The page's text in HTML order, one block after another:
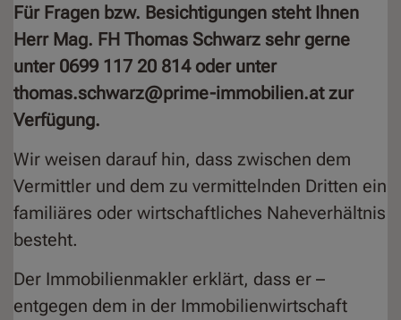
Für Fragen bzw. Besichtigungen steht Ihnen
Herr Mag. FH Thomas Schwarz sehr gerne
unter 0699 117 20 814 oder unter
thomas.schwarz@prime-immobilien.at zur
Verfügung.
Wir weisen darauf hin, dass zwischen dem
Vermittler und dem zu vermittelnden Dritten ein
familiäres oder wirtschaftliches Naheverhältnis
besteht.
Der Immobilienmakler erklärt, dass er –
entgegen dem in der Immobilienwirtschaft